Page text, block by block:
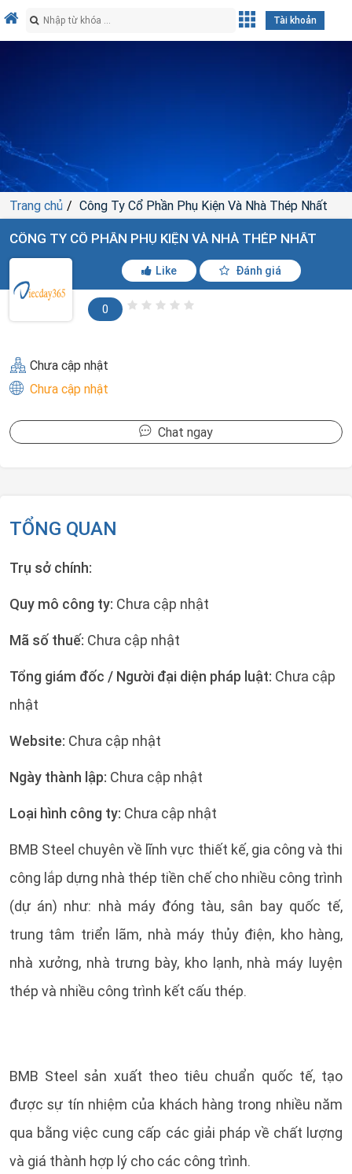
Tài khoản
Trang chủ Công Ty Cổ Phần Phụ Kiện Và Nhà Thép Nhất
CÔNG TY CỔ PHẦN PHỤ KIỆN VÀ NHÀ THÉP NHẤT
Like Đánh giá
0
Chưa cập nhật
Chưa cập nhật
Chat ngay
TỔNG QUAN
Trụ sở chính:
Quy mô công ty: Chưa cập nhật
Mã số thuế: Chưa cập nhật
Tổng giám đốc / Người đại diện pháp luật: Chưa cập
nhật
Website: Chưa cập nhật
Ngày thành lập: Chưa cập nhật
Loại hình công ty: Chưa cập nhật
BMB Steel chuyên về lĩnh vực thiết kế, gia công và thi
công lắp dựng nhà thép tiền chế cho nhiều công trình
(dự án) như: nhà máy đóng tàu, sân bay quốc tế,
trung tâm triển lãm, nhà máy thủy điện, kho hàng,
nhà xưởng, nhà trưng bày, kho lạnh, nhà máy luyện
thép và nhiều công trình kết cấu thép.
BMB Steel sản xuất theo tiêu chuẩn quốc tế, tạo
được sự tín nhiệm của khách hàng trong nhiều năm
qua bằng việc cung cấp các giải pháp về chất lượng
và giá thành hợp lý cho các công trình.